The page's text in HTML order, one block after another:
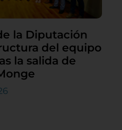
la Diputación
del equipo
la salida de